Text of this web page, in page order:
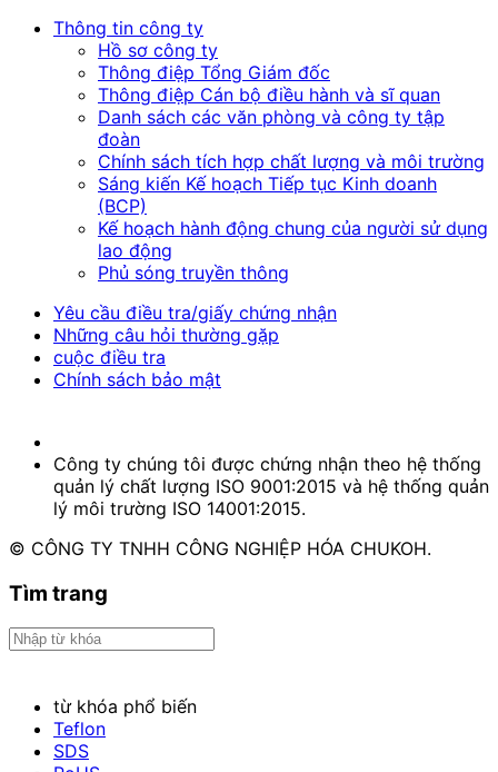
Thông tin công ty
Hồ sơ công ty
Thông điệp Tổng Giám đốc
Thông điệp Cán bộ điều hành và sĩ quan
Danh sách các văn phòng và công ty tập
đoàn
Chính sách tích hợp chất lượng và môi trường
Sáng kiến Kế hoạch Tiếp tục Kinh doanh
(BCP)
Kế hoạch hành động chung của người sử dụng
lao động
Phủ sóng truyền thông
Yêu cầu điều tra/giấy chứng nhận
Những câu hỏi thường gặp
cuộc điều tra
Chính sách bảo mật
Công ty chúng tôi được chứng nhận theo hệ thống
quản lý chất lượng ISO 9001:2015 và hệ thống quản
lý môi trường ISO 14001:2015.
© CÔNG TY TNHH CÔNG NGHIỆP HÓA CHUKOH.
Tìm trang
từ khóa phổ biến
Teflon
SDS